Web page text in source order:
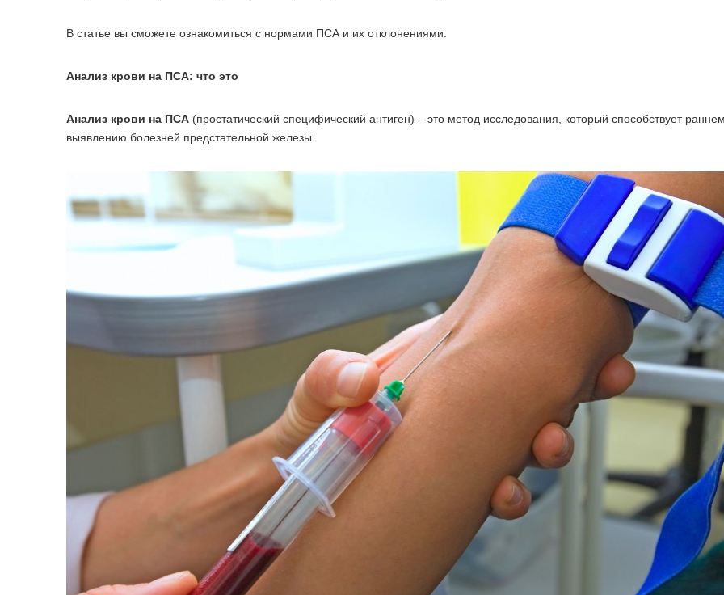
В статье вы сможете ознакомиться с нормами ПСА и их отклонениями.
Анализ крови на ПСА: что это
Анализ крови на ПСА (простатический специфический антиген) – это метод исследования, который способствует
выявлению болезней предстательной железы.